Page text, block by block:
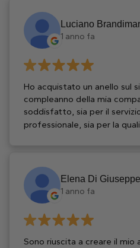
Luciano
1 anno fa
Ho acquistato un anello sul
compleanno della mia
soddisfatto, sia per il
professionale, sia per la
Elena Di Giuseppe
1 anno fa
Sono riuscita a creare il mio